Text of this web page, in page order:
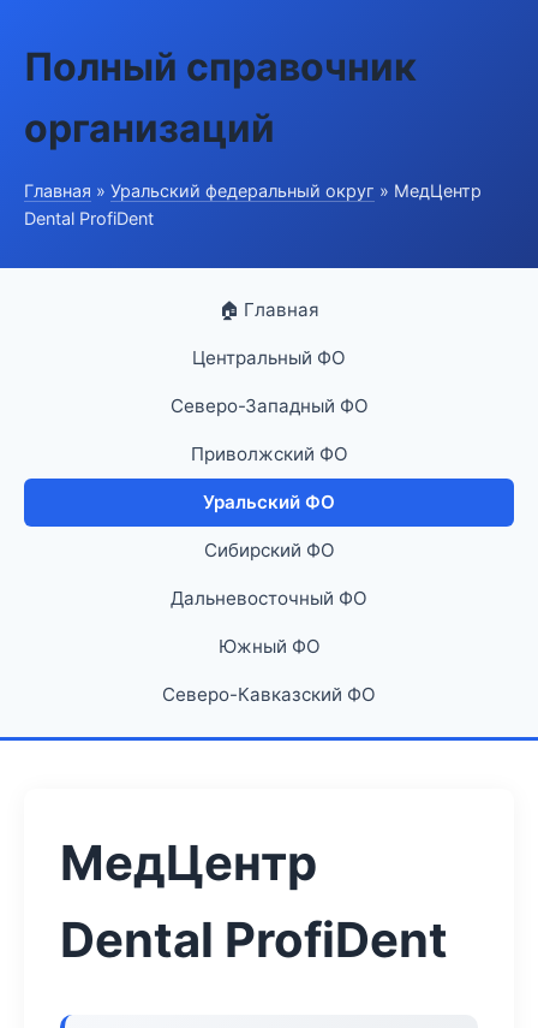
Полный справочник
организаций
Главная » Уральский федеральный округ » МедЦентр
Dental ProfiDent
🏠 Главная
Центральный ФО
Северо-Западный ФО
Приволжский ФО
Уральский ФО
Сибирский ФО
Дальневосточный ФО
Южный ФО
Северо-Кавказский ФО
МедЦентр
Dental ProfiDent